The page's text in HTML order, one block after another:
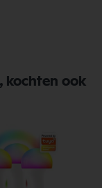
kochten ook